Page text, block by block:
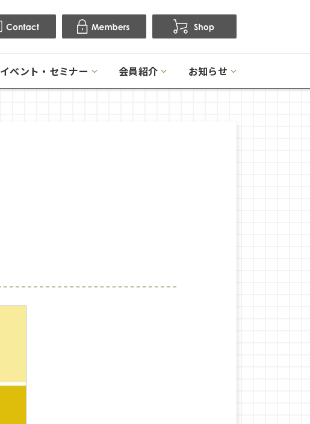
イベント・セミナー 会員紹介 お知らせ